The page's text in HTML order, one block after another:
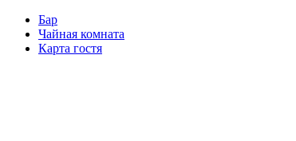
Перейти
содержимому
Бар
Чайная комната
Карта гостя